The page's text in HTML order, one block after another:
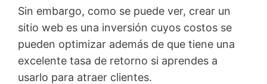
Sin embargo, como se puede ver, crear un
sitio web es una inversión cuyos costos se
pueden optimizar además de que tiene una
excelente tasa de retorno si aprendes a
usarlo para atraer clientes.